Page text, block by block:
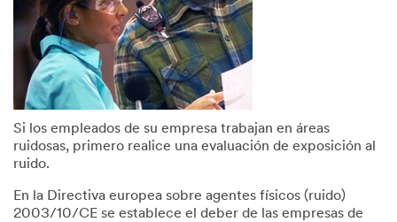
Si los empleados de su empresa trabajan en áreas
ruidosas, primero realice una evaluación de exposición al
ruido.
En la Directiva europea sobre agentes físicos (ruido)
2003/10/CE se establece el deber de las empresas de